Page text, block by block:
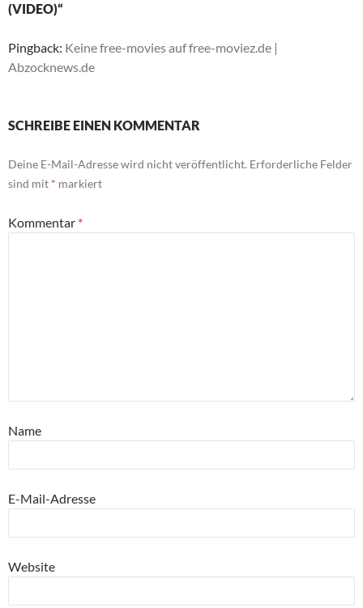
(VIDEO)“
Pingback: Keine free-movies auf free-moviez.de |
Abzocknews.de
SCHREIBE EINEN KOMMENTAR
Deine E-Mail-Adresse wird nicht veröffentlicht. Erforderliche Felder
sind mit * markiert
Kommentar *
Name
E-Mail-Adresse
Website